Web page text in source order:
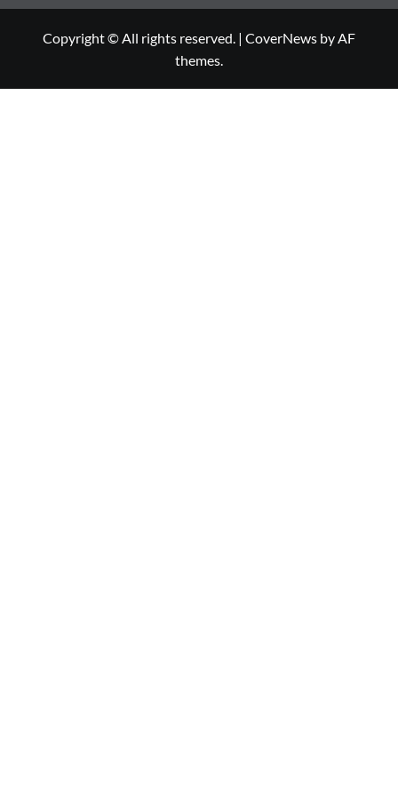
Copyright © All rights reserved. | CoverNews by AF
themes.